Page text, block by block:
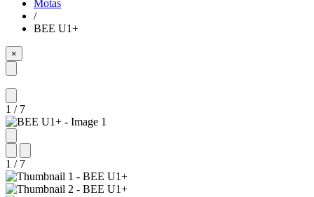
Motas
/
BEE U1+
×
1 / 7
1 / 7